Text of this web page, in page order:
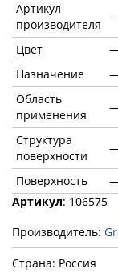
Артикул
производителя
Цвет
Назначение
Область
применения
Структура
поверхности
Поверхность
Артикул: 106575
Производитель:
Страна: Россия